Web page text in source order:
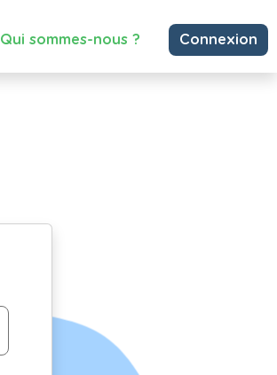
Qui sommes-nous ? Connexion